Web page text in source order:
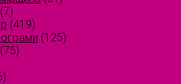
(7)
(419)
(125)
(75)